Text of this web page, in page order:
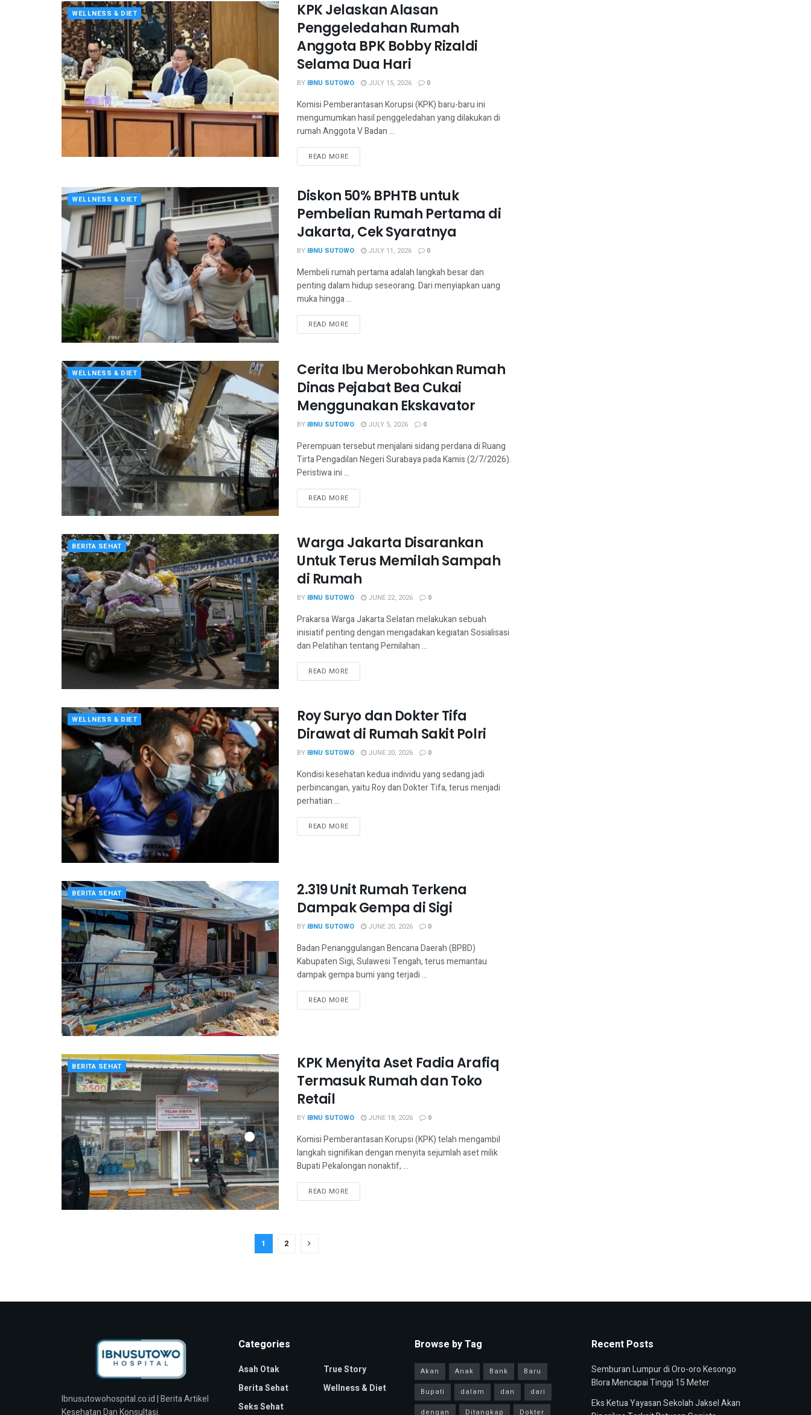
WELLNESS & DIET
KPK Jelaskan Alasan
Penggeledahan Rumah
Anggota BPK Bobby Rizaldi
Selama Dua Hari
BY IBNU SUTOWO JULY 15, 2026 0
Komisi Pemberantasan Korupsi (KPK) baru-baru ini
mengumumkan hasil penggeledahan yang dilakukan di
rumah Anggota V Badan ...
READ MORE
WELLNESS & DIET
Diskon 50% BPHTB untuk
Pembelian Rumah Pertama di
Jakarta, Cek Syaratnya
BY IBNU SUTOWO JULY 11, 2026 0
Membeli rumah pertama adalah langkah besar dan
penting dalam hidup seseorang. Dari menyiapkan uang
muka hingga ...
READ MORE
WELLNESS & DIET
Cerita Ibu Merobohkan Rumah
Dinas Pejabat Bea Cukai
Menggunakan Ekskavator
BY IBNU SUTOWO JULY 5, 2026 0
Perempuan tersebut menjalani sidang perdana di Ruang
Tirta Pengadilan Negeri Surabaya pada Kamis (2/7/2026).
Peristiwa ini ...
READ MORE
BERITA SEHAT
Warga Jakarta Disarankan
Untuk Terus Memilah Sampah
di Rumah
BY IBNU SUTOWO JUNE 22, 2026 0
Prakarsa Warga Jakarta Selatan melakukan sebuah
inisiatif penting dengan mengadakan kegiatan Sosialisasi
dan Pelatihan tentang Pemilahan ...
READ MORE
WELLNESS & DIET
Roy Suryo dan Dokter Tifa
Dirawat di Rumah Sakit Polri
BY IBNU SUTOWO JUNE 20, 2026 0
Kondisi kesehatan kedua individu yang sedang jadi
perbincangan, yaitu Roy dan Dokter Tifa, terus menjadi
perhatian ...
READ MORE
BERITA SEHAT
2.319 Unit Rumah Terkena
Dampak Gempa di Sigi
BY IBNU SUTOWO JUNE 20, 2026 0
Badan Penanggulangan Bencana Daerah (BPBD)
Kabupaten Sigi, Sulawesi Tengah, terus memantau
dampak gempa bumi yang terjadi ...
READ MORE
BERITA SEHAT
KPK Menyita Aset Fadia Arafiq
Termasuk Rumah dan Toko
Retail
BY IBNU SUTOWO JUNE 18, 2026 0
Komisi Pemberantasan Korupsi (KPK) telah mengambil
langkah signifikan dengan menyita sejumlah aset milik
Bupati Pekalongan nonaktif, ...
READ MORE
1 2
Ibnusutowohospital.co.id | Berita Artikel
Categories
Asah Otak
Berita Sehat
Seks Sehat
True Story
Wellness & Diet
Browse by Tag
Akan Anak Bank
Baru
Bupati
dalam dan
dari
dengan
Ditangkap Dokter
Recent Posts
Semburan Lumpur di Oro-oro Kesongo
Blora Mencapai Tinggi 15 Meter
Eks Ketua Yayasan Sekolah Jaksel Akan